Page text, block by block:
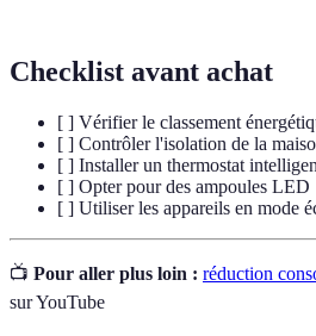
Checklist avant achat
[ ] Vérifier le classement
[ ] Contrôler l'isolation de la
[ ] Installer un thermostat
[ ] Opter pour des ampoules LED
[ ] Utiliser les appareils en mode
📺 Pour aller plus loin : réduction
sur YouTube